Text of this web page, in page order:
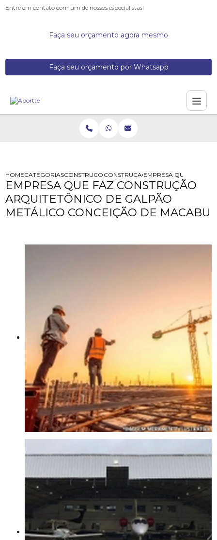
Entre em contato com um de nossos especialistas!
Faça seu orçamento agora mesmo
Faça seu orçamento por Whatsapp
HOMECATEGORIASCONSTRUCOES DE GALPOES METALICOS
CONSTRUCAO DE BARRACAO
EMPRESA QUE FAZ
EMPRESA QUE FAZ CONSTRUÇÃO
ARQUITETÔNICO DE GALPÃO
METÁLICO CONCEIÇÃO DE MACABU